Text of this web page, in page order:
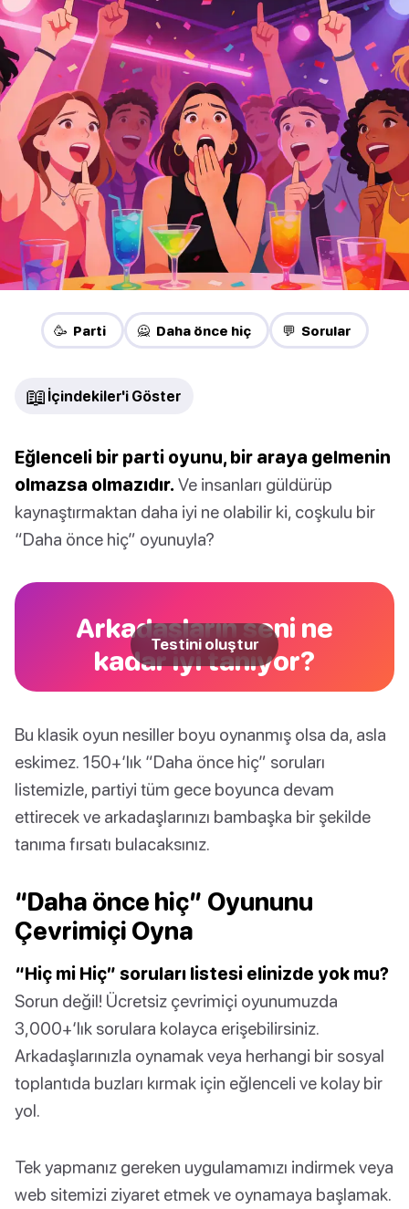
🥳 Parti 🙅 Daha önce hiç 💬 Sorular
📖 İçindekiler'i Göster
Eğlenceli bir parti oyunu, bir araya gelmenin
olmazsa olmazıdır. Ve insanları güldürüp
kaynaştırmaktan daha iyi ne olabilir ki, coşkulu bir
“Daha önce hiç” oyunuyla?
Arkadaşların seni ne
kadar iyi tanıyor?
Testini oluştur
Bu klasik oyun nesiller boyu oynanmış olsa da, asla
eskimez. 150+‘lık “Daha önce hiç” soruları
listemizle, partiyi tüm gece boyunca devam
ettirecek ve arkadaşlarınızı bambaşka bir şekilde
tanıma fırsatı bulacaksınız.
“Daha önce hiç” Oyununu
Çevrimiçi Oyna
“Hiç mi Hiç” soruları listesi elinizde yok mu?
Sorun değil! Ücretsiz çevrimiçi oyunumuzda
3,000+‘lık sorulara kolayca erişebilirsiniz.
Arkadaşlarınızla oynamak veya herhangi bir sosyal
toplantıda buzları kırmak için eğlenceli ve kolay bir
yol.
Tek yapmanız gereken uygulamamızı indirmek veya
web sitemizi ziyaret etmek ve oynamaya başlamak.